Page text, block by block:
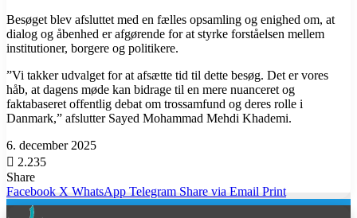
Besøget blev afsluttet med en fælles opsamling og enighed om, at
dialog og åbenhed er afgørende for at styrke forståelsen mellem
institutioner, borgere og politikere.
”Vi takker udvalget for at afsætte tid til dette besøg. Det er vores
håb, at dagens møde kan bidrage til en mere nuanceret og
faktabaseret offentlig debat om trossamfund og deres rolle i
Danmark,” afslutter Sayed Mohammad Mehdi Khademi.
6. december 2025
2.235
Share
Facebook X WhatsApp Telegram Share via Email Print